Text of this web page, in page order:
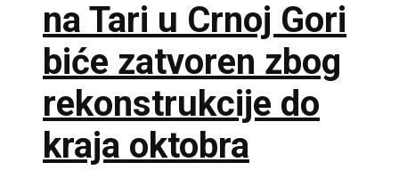
na Tari u Crnoj Gori
biće zatvoren zbog
rekonstrukcije do
kraja oktobra